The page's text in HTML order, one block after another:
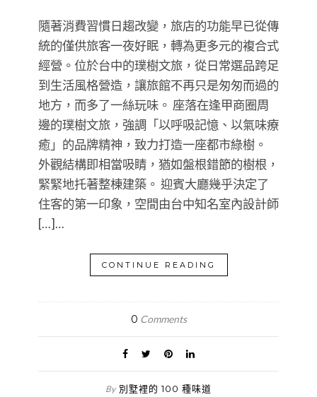
隨著消費習慣日趨改變，旅店的功能早已從傳
統的僅供旅客一夜好眠，轉為更多元的複合式
經營。位於台中的璞樹文旅，從日常選品跨足
到生活風格營造，讓旅館不再只是匆匆而過的
地方，而多了一絲玩味。 座落在逢甲商圈周
邊的璞樹文旅，強調「以呼吸記憶、以氣味療
癒」的品牌精神，致力打造一座都市綠樹。
外觀結構即相當吸睛，猶如盤根錯節的樹根，
緊緊地托著整棟建築。 迎賓大廳幾乎決定了
住客的第一印象，空間由台中知名室內設計師
[…]…
CONTINUE READING
0 Comments
By 別墅裡的 100 種味道